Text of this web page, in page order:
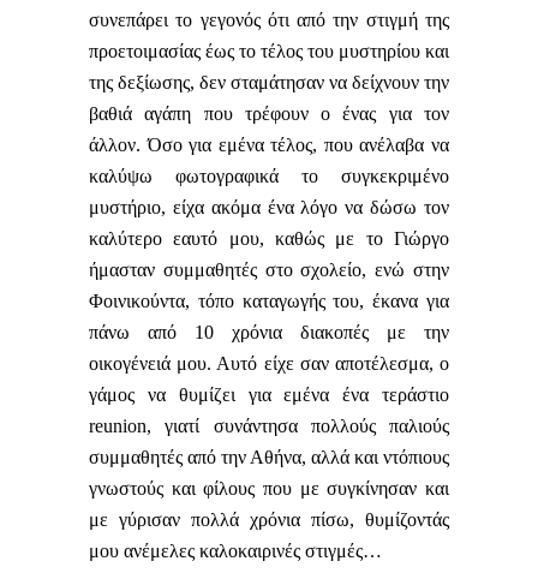
συνεπάρει το γεγονός ότι από την στιγμή της
προετοιμασίας έως το τέλος του μυστηρίου και
της δεξίωσης, δεν σταμάτησαν να δείχνουν την
βαθιά αγάπη που τρέφουν ο ένας για τον
άλλον. Όσο για εμένα τέλος, που ανέλαβα να
καλύψω φωτογραφικά το συγκεκριμένο
μυστήριο, είχα ακόμα ένα λόγο να δώσω τον
καλύτερο εαυτό μου, καθώς με το Γιώργο
ήμασταν συμμαθητές στο σχολείο, ενώ στην
Φοινικούντα, τόπο καταγωγής του, έκανα για
πάνω από 10 χρόνια διακοπές με την
οικογένειά μου. Αυτό είχε σαν αποτέλεσμα, ο
γάμος να θυμίζει για εμένα ένα τεράστιο
reunion, γιατί συνάντησα πολλούς παλιούς
συμμαθητές από την Αθήνα, αλλά και ντόπιους
γνωστούς και φίλους που με συγκίνησαν και
με γύρισαν πολλά χρόνια πίσω, θυμίζοντάς
μου ανέμελες καλοκαιρινές στιγμές…